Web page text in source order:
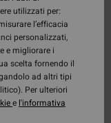
utilizzati per:
l’efficacia
personalizzati,
e migliorare i
scelta fornendo il
ad altri tipi
Per ulteriori
e l'informativa